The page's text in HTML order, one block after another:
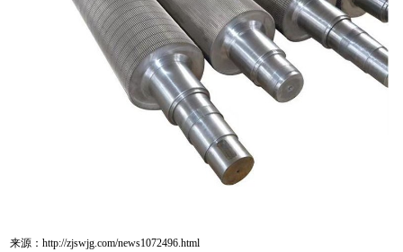
来源：http://zjswjg.com/news1072496.html